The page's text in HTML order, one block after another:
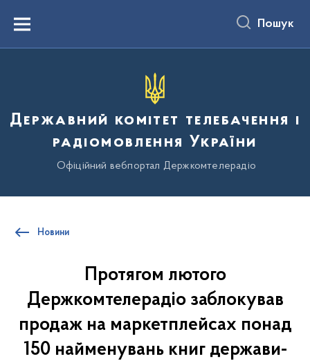
вмістуMenu Пошук
Державний комітет телебачення і
радіомовлення України
Офіційний вебпортал Держкомтелерадіо
Новини
Протягом лютого
Держкомтелерадіо заблокував
продаж на маркетплейсах понад
150 найменувань книг держави-